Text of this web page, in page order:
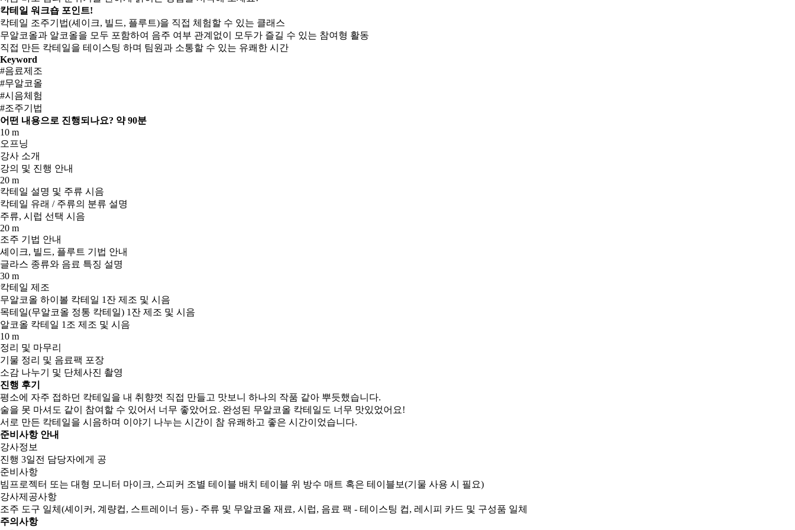
칵테일 워크숍 포인트!
칵테일 조주기법(셰이크, 빌드, 플루트)을 직접 체험할 수 있는 클래스
무알코올과 알코올을 모두 포함하여 음주 여부 관계없이 모두가 즐길 수 있는 참여형 활동
직접 만든 칵테일을 테이스팅 하며 팀원과 소통할 수 있는 유쾌한 시간
Keyword
#음료제조
#무알코올
#시음체험
#조주기법
어떤 내용으로 진행되나요? 약 90분
10 m
오프닝
강사 소개
강의 및 진행 안내
20 m
칵테일 설명 및 주류 시음
칵테일 유래 / 주류의 분류 설명
주류, 시럽 선택 시음
20 m
조주 기법 안내
셰이크, 빌드, 플루트 기법 안내
글라스 종류와 음료 특징 설명
30 m
칵테일 제조
무알코올 하이볼 칵테일 1잔 제조 및 시음
목테일(무알코올 정통 칵테일) 1잔 제조 및 시음
알코올 칵테일 1조 제조 및 시음
10 m
정리 및 마무리
기물 정리 및 음료팩 포장
소감 나누기 및 단체사진 촬영
진행 후기
평소에 자주 접하던 칵테일을 내 취향껏 직접 만들고 맛보니 하나의 작품 같아 뿌듯했습니다.
술을 못 마셔도 같이 참여할 수 있어서 너무 좋았어요. 완성된 무알코올 칵테일도 너무 맛있었어요!
서로 만든 칵테일을 시음하며 이야기 나누는 시간이 참 유쾌하고 좋은 시간이었습니다.
준비사항 안내
강사정보
진행 3일전 담당자에게 공
준비사항
빔프로젝터 또는 대형 모니터 마이크, 스피커 조별 테이블 배치 테이블 위 방수 매트 혹은 테이블보(기물 사용 시 필요)
강사제공사항
조주 도구 일체(셰이커, 계량컵, 스트레이너 등) - 주류 및 무알코올 재료, 시럽, 음료 팩 - 테이스팅 컵, 레시피 카드 및 구성품 일체
주의사항